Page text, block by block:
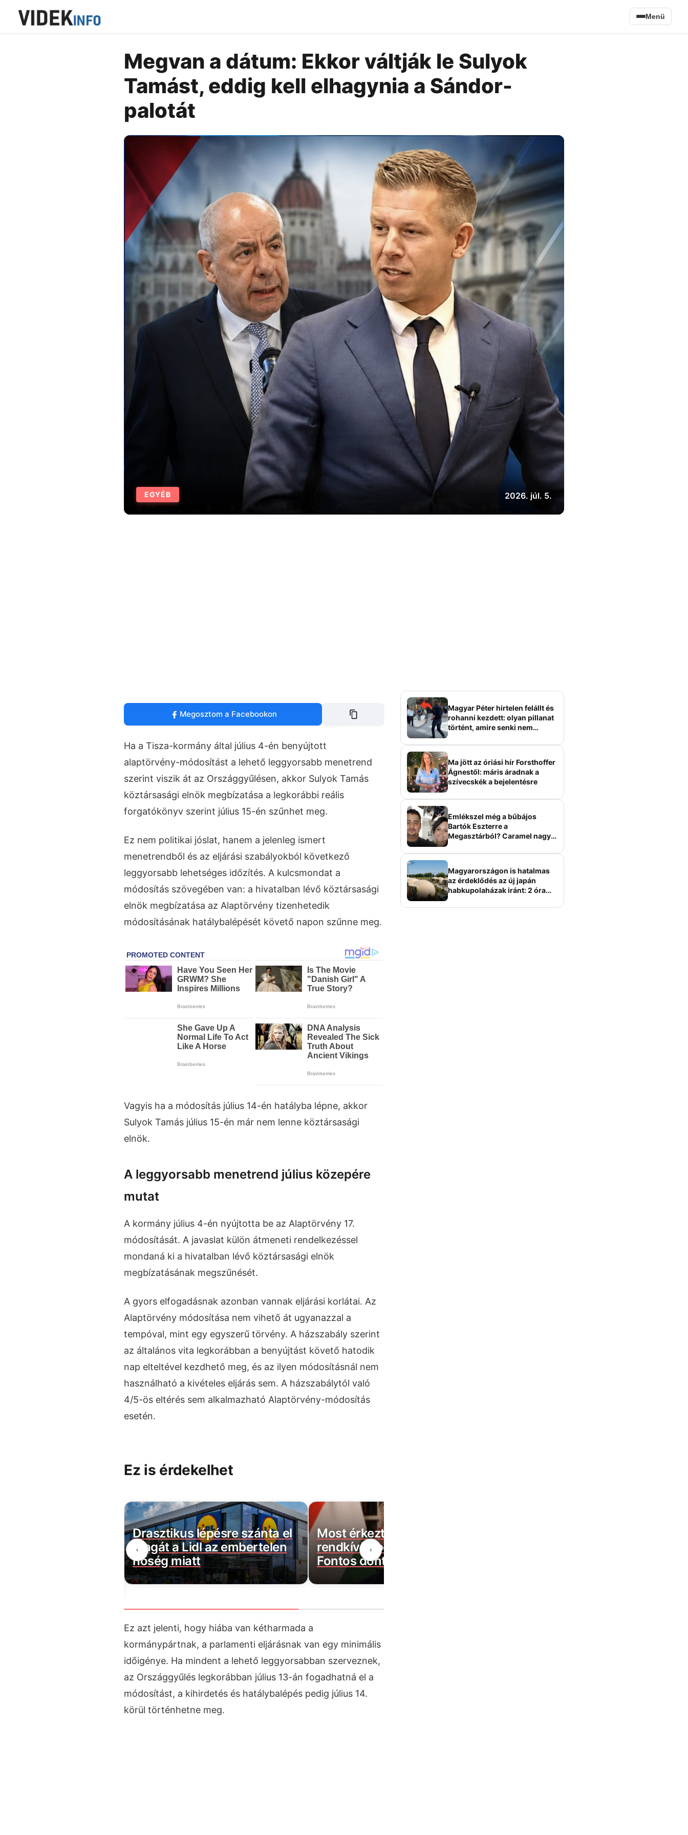
Menü
Megvan a dátum: Ekkor váltják le Sulyok
Tamást, eddig kell elhagynia a Sándor-
palotát
EGYÉB 2026. júl. 5.
Megosztom a Facebookon
Ha a Tisza-kormány által július 4-én benyújtott
alaptörvény-módosítást a lehető leggyorsabb menetrend
szerint viszik át az Országgyűlésen, akkor Sulyok Tamás
köztársasági elnök megbízatása a legkorábbi reális
forgatókönyv szerint július 15-én szűnhet meg.
Ez nem politikai jóslat, hanem a jelenleg ismert
menetrendből és az eljárási szabályokból következő
leggyorsabb lehetséges időzítés. A kulcsmondat a
módosítás szövegében van: a hivatalban lévő köztársasági
elnök megbízatása az Alaptörvény tizenhetedik
módosításának hatálybalépését követő napon szűnne meg.
Vagyis ha a módosítás július 14-én hatályba lépne, akkor
Sulyok Tamás július 15-én már nem lenne köztársasági
elnök.
A leggyorsabb menetrend július közepére
mutat
A kormány július 4-én nyújtotta be az Alaptörvény 17.
módosítását. A javaslat külön átmeneti rendelkezéssel
mondaná ki a hivatalban lévő köztársasági elnök
megbízatásának megszűnését.
A gyors elfogadásnak azonban vannak eljárási korlátai. Az
Alaptörvény módosítása nem vihető át ugyanazzal a
tempóval, mint egy egyszerű törvény. A házszabály szerint
az általános vita legkorábban a benyújtást követő hatodik
nap elteltével kezdhető meg, és az ilyen módosításnál nem
használható a kivételes eljárás sem. A házszabálytól való
4/5-ös eltérés sem alkalmazható Alaptörvény-módosítás
esetén.
Ez is érdekelhet
‹
Drasztikus lépésre szánta el
magát a Lidl az embertelen
hőség miatt
Most érkeztek Magyar Péter
rendkívüli bejelentései:
Fontos döntések születtek!
›
Ez azt jelenti, hogy hiába van kétharmada a
kormánypártnak, a parlamenti eljárásnak van egy minimális
időigénye. Ha mindent a lehető leggyorsabban szerveznek,
az Országgyűlés legkorábban július 13-án fogadhatná el a
módosítást, a kihirdetés és hatálybalépés pedig július 14.
körül történhetne meg.
Magyar Péter hirtelen felállt és
rohanni kezdett: olyan pillanat
történt, amire senki nem
Ma jött az óriási hír Forsthoffer
Ágnestől: máris áradnak a
szívecskék a bejelentésre
Emlékszel még a bűbájos
Bartók Eszterre a
Megasztárból? Caramel nagy
Magyarországon is hatalmas
az érdeklődés az új japán
habkupolaházak iránt: 2 óra
elképesztő áron hirdetik őket